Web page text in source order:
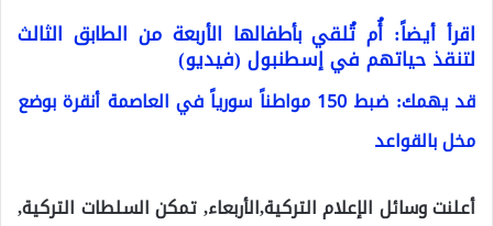
اقرأ أيضاً: أُم تُلقي بأطفالها الأربعة من الطابق الثالث
لتنقذ حياتهم في إسطنبول (فيديو)
قد يهمك: ضبط 150 مواطناً سورياً في العاصمة أنقرة بوضع
مخل بالقواعد
أعلنت وسائل الإعلام التركية,الأربعاء, تمكن السلطات التركية,